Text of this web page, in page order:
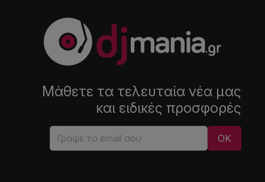
Μάθετε τα τελευταία νέα μας
και ειδικές προσφορές